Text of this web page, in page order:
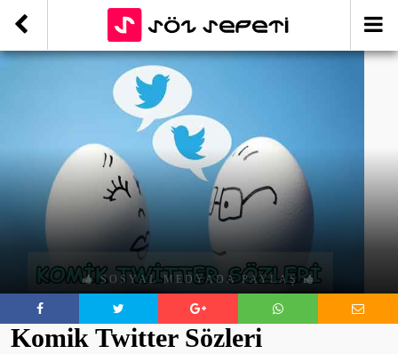
SOSYAL MEDYADA PAYLAŞ
Komik Twitter Sözleri